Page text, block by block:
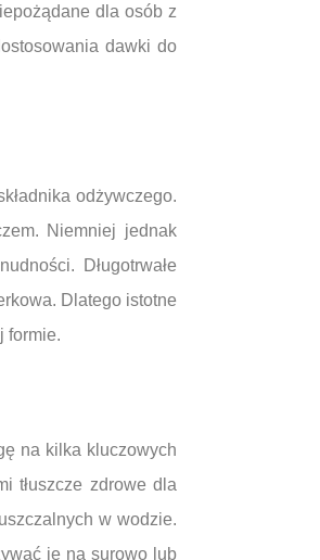
dla osób z
dawki do
odżywczego.
Niemniej jednak
Długotrwałe
Dlatego istotne
formie.
na kilka kluczowych
tłuszcze zdrowe dla
w wodzie.
je na surowo lub